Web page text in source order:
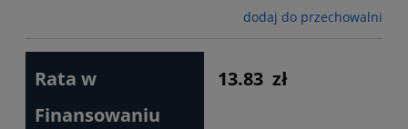
dodaj do przechowalni
Rata w
Finansowaniu
13.83 zł